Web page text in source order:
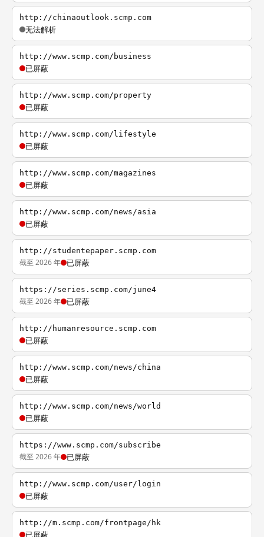
http://chinaoutlook.scmp.com
无法解析
http://www.scmp.com/business
已屏蔽
http://www.scmp.com/property
已屏蔽
http://www.scmp.com/lifestyle
已屏蔽
http://www.scmp.com/magazines
已屏蔽
http://www.scmp.com/news/asia
已屏蔽
http://studentepaper.scmp.com
截至 2026 年 已屏蔽
https://series.scmp.com/june4
截至 2026 年 已屏蔽
http://humanresource.scmp.com
已屏蔽
http://www.scmp.com/news/china
已屏蔽
http://www.scmp.com/news/world
已屏蔽
https://www.scmp.com/subscribe
截至 2026 年 已屏蔽
http://www.scmp.com/user/login
已屏蔽
http://m.scmp.com/frontpage/hk
已屏蔽